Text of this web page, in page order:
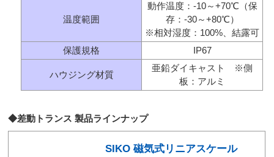
温度範囲
動作温度：-10～+70℃（保
存：-30～+80℃）
※相対湿度：100%、結露可
保護規格
IP67
ハウジング材質
亜鉛ダイキャスト ※側
板：アルミ
◆差動トランス 製品ラインナップ
SIKO 磁気式リニアスケール